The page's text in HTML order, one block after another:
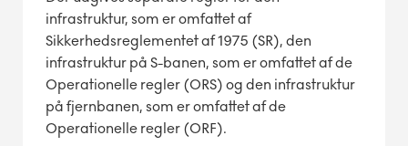
infrastruktur, som er omfattet af
Sikkerhedsreglementet af 1975 (SR), den
infrastruktur på S-banen, som er omfattet af de
Operationelle regler (ORS) og den infrastruktur
på fjernbanen, som er omfattet af de
Operationelle regler (ORF).